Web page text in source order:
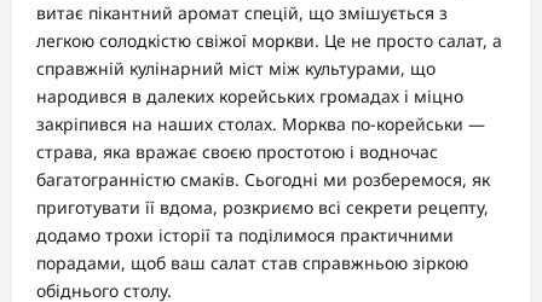
витає пікантний аромат спецій, що змішується з
легкою солодкістю свіжої моркви. Це не просто салат, а
справжній кулінарний міст між культурами, що
народився в далеких корейських громадах і міцно
закріпився на наших столах. Морква по-корейськи —
страва, яка вражає своєю простотою і водночас
багатогранністю смаків. Сьогодні ми розберемося, як
приготувати її вдома, розкриємо всі секрети рецепту,
додамо трохи історії та поділимося практичними
порадами, щоб ваш салат став справжньою зіркою
обіднього столу.